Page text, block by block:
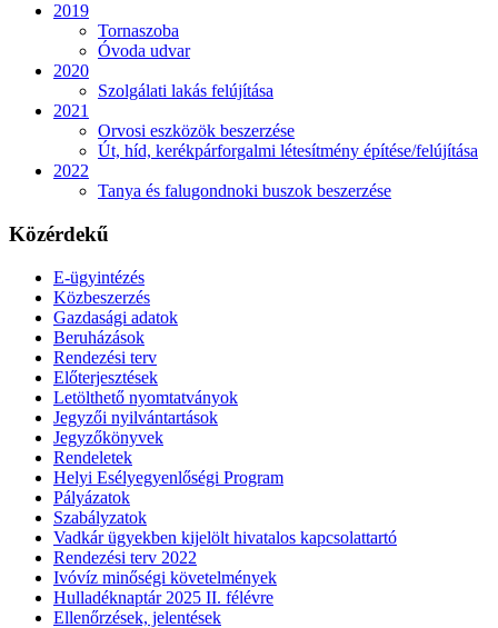
2019
Tornaszoba
Óvoda udvar
2020
Szolgálati lakás felújítása
2021
Orvosi eszközök beszerzése
Út, híd, kerékpárforgalmi létesítmény építése/felújítása
2022
Tanya és falugondnoki buszok beszerzése
Közérdekű
E-ügyintézés
Közbeszerzés
Gazdasági adatok
Beruházások
Rendezési terv
Előterjesztések
Letölthető nyomtatványok
Jegyzői nyilvántartások
Jegyzőkönyvek
Rendeletek
Helyi Esélyegyenlőségi Program
Pályázatok
Szabályzatok
Vadkár ügyekben kijelölt hivatalos kapcsolattartó
Rendezési terv 2022
Ivóvíz minőségi követelmények
Hulladéknaptár 2025 II. félévre
Ellenőrzések, jelentések